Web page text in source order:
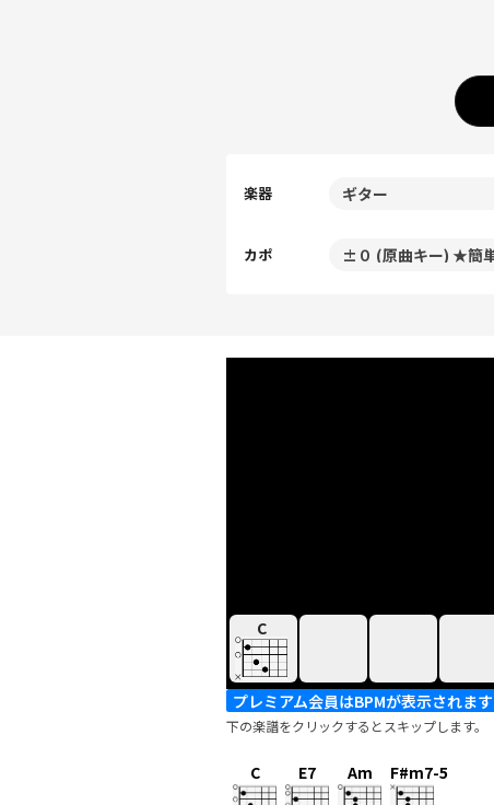
楽器
カポ
C
プレミアム会員はBPMが表示されます
下の楽譜をクリックするとスキップします。
C E7 Am F#m7-5